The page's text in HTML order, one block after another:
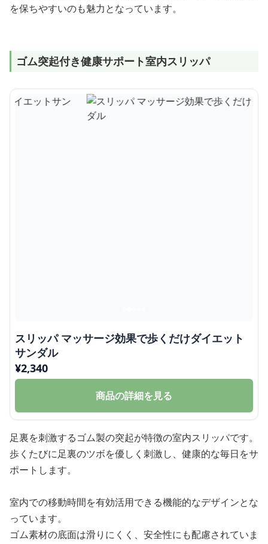
を保ちやすいのも魅力となっています。
ゴム突起付き健康サポート室内スリッパ
スリッパ マッサージ効果で歩くだけダイエット
サンダル
¥2,340
商品の詳細を見る
足裏を刺激するゴム製の突起が特徴の室内スリッパです。
歩くたびに足裏のツボを優しく刺激し、健康的な毎日をサ
ポートします。
室内での移動時間を有効活用できる機能的なデザインとな
っています。
ゴム素材の底面は滑りにくく、安全性にも配慮されていま